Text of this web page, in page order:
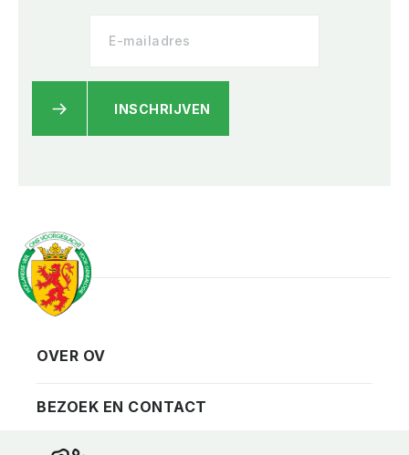
INSCHRIJVEN
Vereniging
Privacy
Contact
Bezoekadres
OVER OV
BEZOEK EN CONTACT